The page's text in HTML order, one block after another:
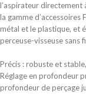
l’aspirateur directement
la gamme d’accessoires
métal et le plastique, et
perceuse-visseuse sans
Précis : robuste et
Réglage en profondeur
profondeur de perçage